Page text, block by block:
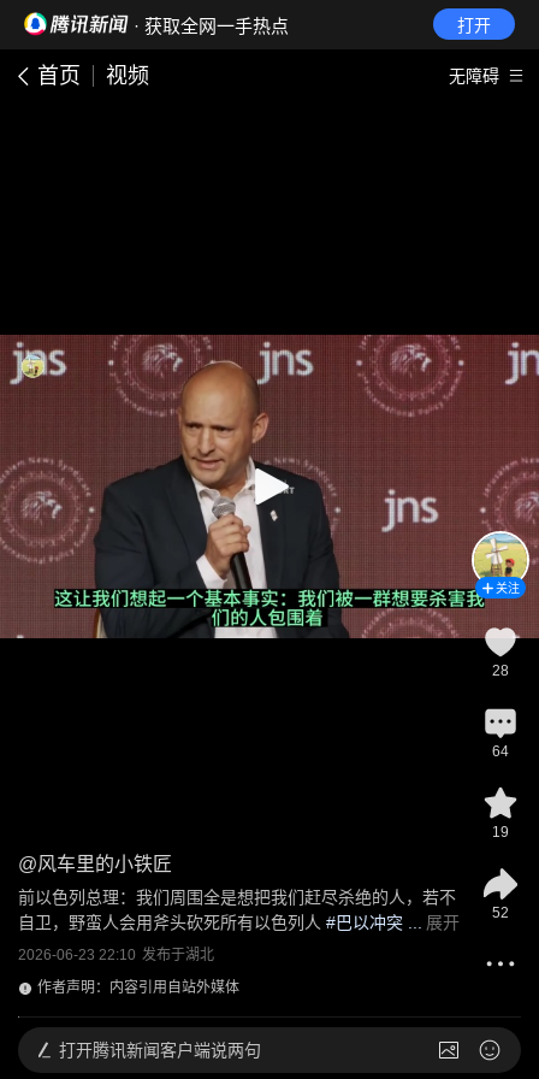
· 获取全网一手热点 打开
首页 视频 无障碍
@风车里的小铁匠
前以色列总理：我们周围全是想把我们赶尽杀绝的人，若不
自卫，野蛮人会用斧头砍死所有以色列人 #巴以冲突 展开
2026-06-23 22:10 发布于湖北
作者声明：内容引用自站外媒体
关注
28
64
19
52
打开腾讯新闻客户端说两句